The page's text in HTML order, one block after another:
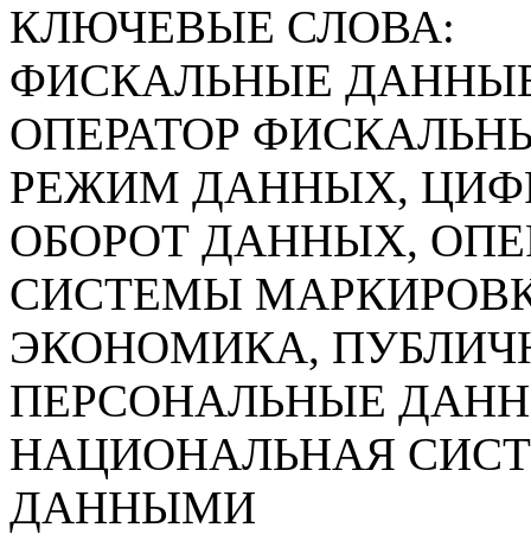
КЛЮЧЕВЫЕ СЛОВА:
ФИСКАЛЬНЫЕ
ОПЕРАТОР
РЕЖИМ ДАННЫХ,
ОБОРОТ ДАННЫХ,
СИСТЕМЫ
ЭКОНОМИКА,
ПЕРСОНАЛЬНЫЕ
НАЦИОНАЛЬНАЯ
ДАННЫМИ